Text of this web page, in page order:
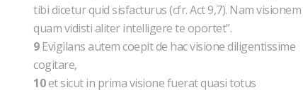
tibi dicetur quid sisfacturus (cfr. Act 9,7). Nam visionem
quam vidisti aliter intelligere te oportet”.
9Evigilans autem coepit de hac visione diligentissime
cogitare,
10et sicut in prima visione fuerat quasi totus